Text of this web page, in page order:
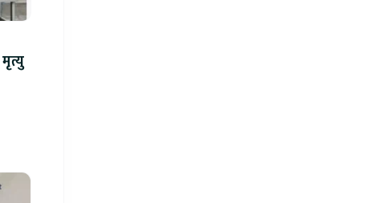
अन्धाधुन्ध गोली प्रहारमा ७ जनाको मृत्यु